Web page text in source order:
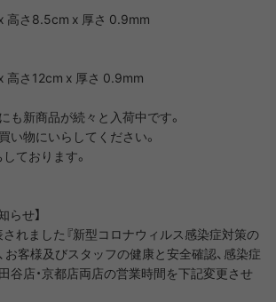
高さ8.5cm x 厚さ 0.9mm
高さ12cm x 厚さ 0.9mm
も新商品が続々と入荷中です。
い物にいらしてください。
ております。
らせ】
れました『新型コロナウィルス感染症対策の
お客様及びスタッフの健康と安全確認、感染症
谷店・京都店両店の営業時間を下記変更させ